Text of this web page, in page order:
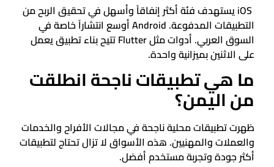
iOS يستهدف فئة أكثر إنفاقاً وأسهل في تحقيق الربح من
التطبيقات المدفوعة. Android أوسع انتشاراً خاصة في
السوق العربي. أدوات مثل Flutter تتيح بناء تطبيق يعمل
على الاثنين بميزانية واحدة.
ما هي تطبيقات ناجحة انطلقت
من اليمن؟
ظهرت تطبيقات محلية ناجحة في مجالات الأفراح والخدمات
والعملات والمهنيين. هذه الأسواق لا تزال تحتاج لتطبيقات
أكثر جودة وتجربة مستخدم أفضل.